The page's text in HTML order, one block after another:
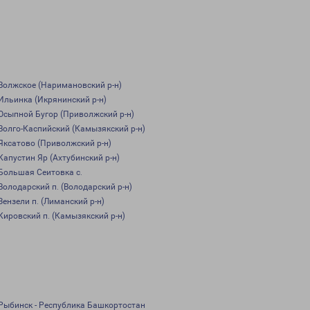
Волжское (Наримановский р-н)
Ильинка (Икрянинский р-н)
Бугор (Приволжский р-н)
Волго-Каспийский (Камызякский р-н)
(Приволжский р-н)
Капустин Яр (Ахтубинский р-н)
Большая Сеитовка с.
Володарский п. (Володарский р-н)
п. (Лиманский р-н)
Кировский п. (Камызякский р-н)
Рыбинск - Республика Башкортостан